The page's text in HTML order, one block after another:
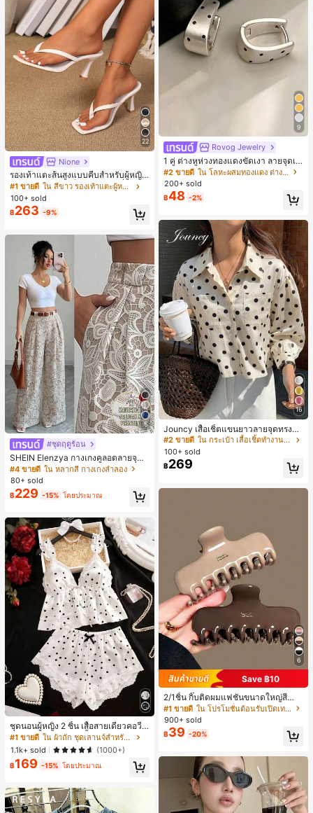
22
Nione
รองเท้าแตะส้นสูงแบบคีบสำหรับผู้หญิง
สไตล์คลาสสิก สีบล็อก สไตล์แฟรี่ฤดูร้อ
น ส้นเข็ม รองเท้าแตะแบบคีบ รองเท้าแ
ตะชายหาดแฟชั่นสายไขว้ รองเท้าผู้ห
ญิง สำหรับออฟฟิศ บ้าน กลางแจ้ง ดีไซ
น์หัวเหลี่ยม ชิคและหรูหรา สำหรับเดทไ
นท์
#1 ขายดี
ใน สีขาว รองเท้าแตะผู้หญิง
100+ sold
฿263 -9%
5
#ชุดฤดูร้อน
SHEIN Elenzya กางเกงคูลอตลายจุดเ
อวสูงแบบใหม่สำหรับฤดูใบไม้ผลิ/ฤดูร้อ
น, สไตล์หรูหราเหมาะสำหรับใส่ในชีวิต
ประจำวันและทำงาน, ให้ความรู้สึกวินเ
ทจสำหรับฤดูรับปริญญา, เทศกาลดนตร
#4 ขายดี
ใน หลากสี กางเกงลำลอง
30+ พูดว่า "คุณภาพเนื้อผ้าดี"
#4 ขายดี ใน หลากสี กางเกงลำลอง
30+ พูดว่า "คุณภาพเนื้อผ้าดี"
#4 ขายดี ใน หลากสี กางเกงลำลอง
30+ พูดว่า "คุณภาพเนื้อผ้าดี"
#4 ขายดี
ใน หลากสี กางเกงลำลอง
80+ sold
฿229 -15% โดยประมาณ
ชุดนอนผู้หญิง 2 ชิ้น เสื้อสายเดี่ยวคอวีลู
กไม้ พร้อมกางเกงขาสั้นแต่งลูกไม้ แต่ง
โบว์ที่เอว ชุดลำลองผู้หญิงนุ่มสบายน่ารั
ก สไตล์เอสเธติก
#1 ขายดี
ใน ผ้าถัก ชุดเลานจ์สำหรับผู้หญิง
1.1k+ sold
(1000+)
฿169 -15% โดยประมาณ
9
Rovog Jewelry
1 คู่ ต่างหูห่วงทองแดงขัดเงา ลายจุดเร
ขาคณิตสไตล์มินิมอล เหมาะสำหรับสว
มใส่ประจำวันแบบสบายๆ สำหรับผู้หญิง
#2 ขายดี
ใน โลหะผสมทองแดง ต่างหูผู้หญิง
200+ sold
฿48 -2%
16
Jouncy เสื้อเชิ้ตแขนยาวลายจุดทรงหล
วมสำหรับผู้หญิง
#2 ขายดี
ใน กระเป๋า เสื้อเชิ้ตทำงานมีกระเป๋า
1k+ พูดว่า "สวย"
#2 ขายดี
ใน กระเป๋า เสื้อเชิ้ตทำงานมีกระเป๋า
1k+ พูดว่า "สวย"
#2 ขายดี
ใน กระเป๋า เสื้อเชิ้ตทำงานมีกระเป๋า
1k+ พูดว่า "สวย"
#2 ขายดี
ใน กระเป๋า เสื้อเชิ้ตทำงานมีกระเป๋า
100+ sold
฿269
6
Save ฿10
2/1ชิ้น กิ๊บติดผมแฟชั่นขนาดใหญ่สีน้ำ
ตาลชานมสำหรับผู้หญิง เหมาะสำหรับก
ารอาบน้ำ ล้างหน้า และจัดแต่งทรงผม
#1 ขายดี
ใน โปรโมชั่นต้อนรับเปิดเทอม เครื่องประดับผมผู้หญิง
900+ sold
฿39 -20%